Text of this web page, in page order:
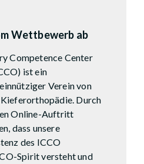
Wettbewerb ab
Competence Center
ist ein
Verein von
Kieferorthopädie. Durch
Online-Auftritt
dass unsere
des ICCO
Spirit versteht und